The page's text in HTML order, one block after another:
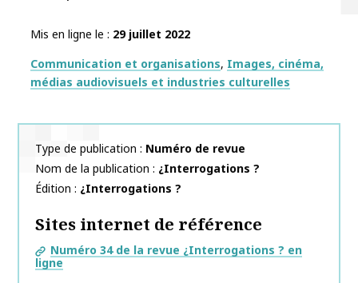
Mis en ligne le
29 juillet 2022
Thématiques
Communication et organisations Images, cinéma,
médias audiovisuels et industries culturelles
Type de publication
Numéro de revue
Nom de la publication
¿Interrogations ?
Édition
¿Interrogations ?
Sites internet de référence
Numéro 34 de la revue ¿Interrogations ? en
ligne